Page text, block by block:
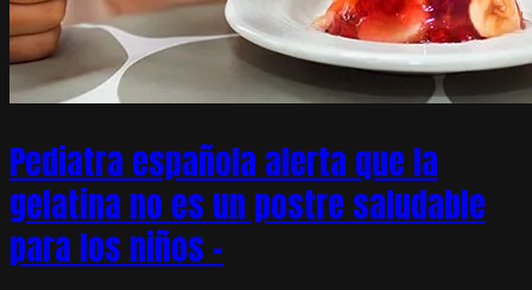
Pediatra española alerta que la
gelatina no es un postre saludable
para los niños –